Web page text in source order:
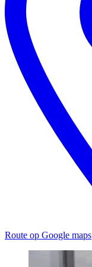
Route op Google maps